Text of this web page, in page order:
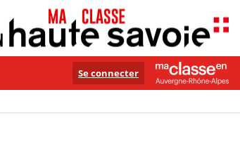
Se connecter